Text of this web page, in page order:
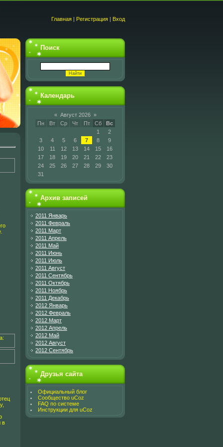
Главная | Регистрация | Вход
в
Поиск
Календарь
« Август 2026 »
Пн
Вт Ср Чт Пт Сб
Вс
1
2
3
4 5 6 7 8
9
10
11 12 13 14 15
16
17
18 19 20 21 22
23
24
25 26 27 28 29
30
31
Архив записей
2011 Январь
2011 Февраль
2011 Март
2011 Апрель
2011 Май
2011 Июнь
2011 Июль
2011 Август
2011 Сентябрь
2011 Октябрь
2011 Ноябрь
2011 Декабрь
2012 Январь
2012 Февраль
2012 Март
2012 Апрель
2012 Май
2012 Август
2012 Сентябрь
Друзья сайта
Официальный блог
Сообщество uCoz
FAQ по системе
Инструкции для uCoz